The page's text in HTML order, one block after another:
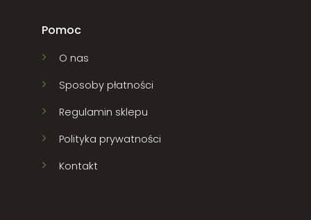
Pomoc
O nas
Sposoby płatności
Regulamin sklepu
Polityka prywatności
Kontakt